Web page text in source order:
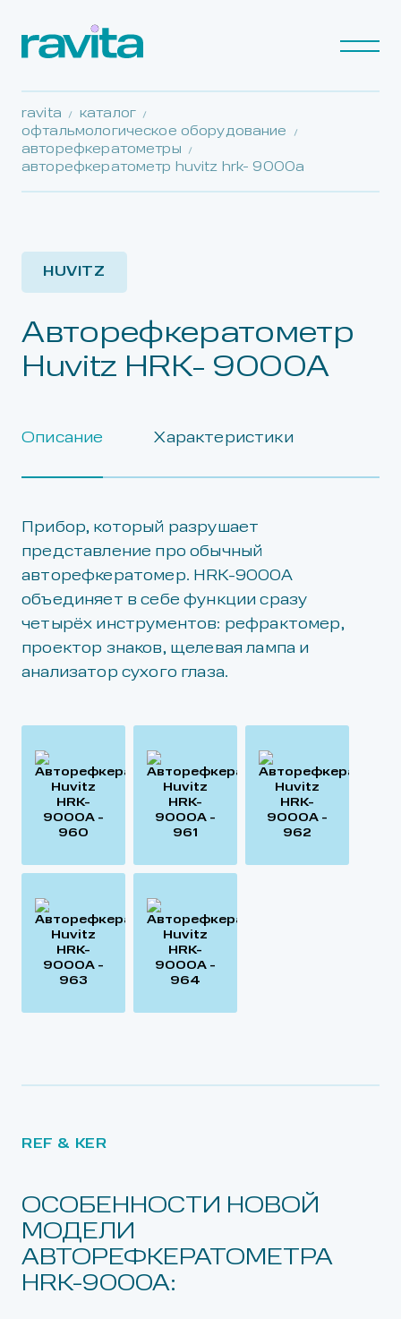
ravita
каталог
офтальмологическое оборудование
авторефкератометры
авторефкератометр huvitz hrk- 9000a
HUVITZ
Авторефкератометр
Huvitz HRK- 9000A
Описание Характеристики
Прибор, который разрушает
представление про обычный
авторефкератомер. HRK-9000A
объединяет в себе функции сразу
четырёх инструментов: рефрактомер,
проектор знаков, щелевая лампа и
анализатор сухого глаза.
REF & KER
ОСОБЕННОСТИ НОВОЙ
МОДЕЛИ
АВТОРЕФКЕРАТОМЕТРА
HRK-9000A: